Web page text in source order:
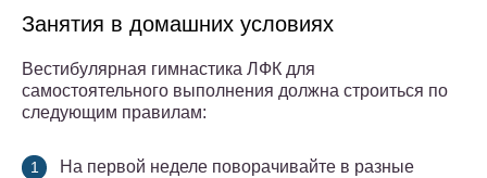
Занятия в домашних условиях
Вестибулярная гимнастика ЛФК для
самостоятельного выполнения должна строиться по
следующим правилам:
На первой неделе поворачивайте в разные